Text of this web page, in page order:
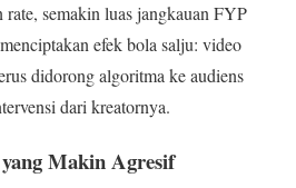
semakin luas jangkauan FYP
efek bola salju: video
didorong algoritma ke audiens
dari kreatornya.
Makin Agresif